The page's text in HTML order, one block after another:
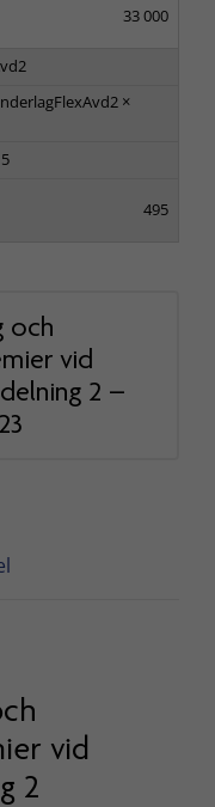
33 000
×
495
och
vid
2 –
vid
2